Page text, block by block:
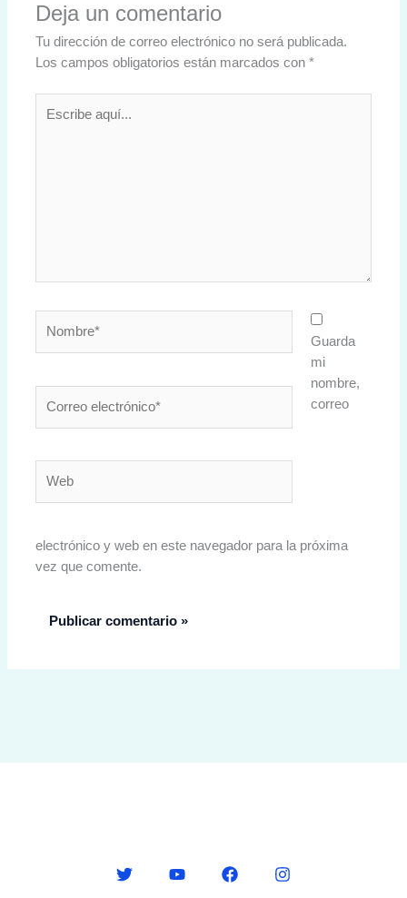
Deja un comentario
Tu dirección de correo electrónico no será publicada.
Los campos obligatorios están marcados con*
aquí...
electrónico*
Guarda
mi
nombre,
correo
electrónico y web en este navegador para la próxima
vez que comente.